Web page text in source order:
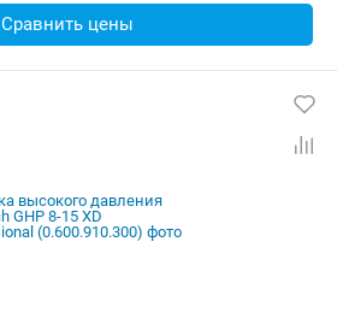
Сравнить цены